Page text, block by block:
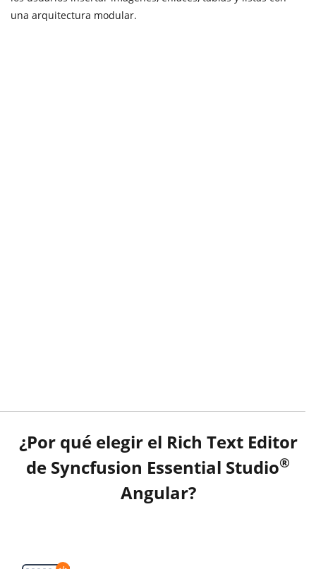
una arquitectura modular.
¿Por qué elegir el Rich Text Editor
de Syncfusion Essential Studio®
Angular?